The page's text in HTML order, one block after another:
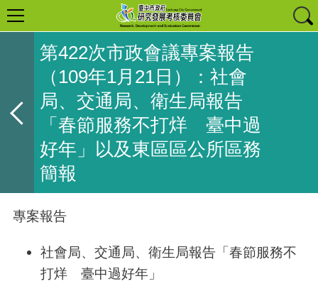
第422次市政會議專案報告
（109年1月21日）：社會
局、交通局、衛生局報告
「春節服務不打烊 臺中過
好年」以及東區區公所區務
簡報
專案報告
社會局、交通局、衛生局報告「春節服務不
打烊 臺中過好年」